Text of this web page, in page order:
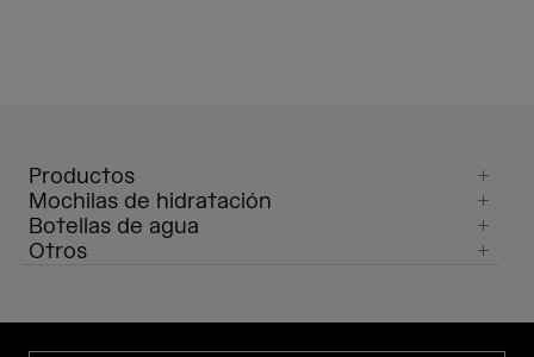
Productos
Mochilas de hidratación
Botellas de agua
Otros